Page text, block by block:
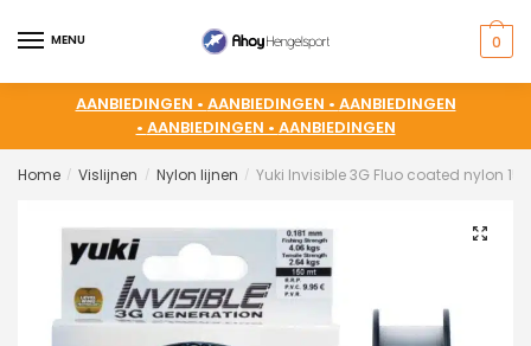
MENU 0
AANBIEDINGEN • AANBIEDINGEN • AANBIEDINGEN
• AANBIEDINGEN • AANBIEDINGEN
Home / Vislijnen / Nylon lijnen / Yuki Invisible 3G Fluo coated nylon
🔍